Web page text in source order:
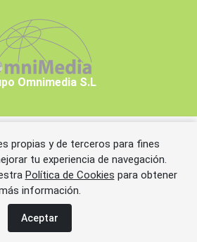
propias y de terceros para fines
tu experiencia de navegación.
Política de Cookies para obtener
información.
Aceptar
Omnimedia S.L
2026 Grupo Omnimedia S.L.
de privacidad
Política de cookies
Miembros de CEDRO